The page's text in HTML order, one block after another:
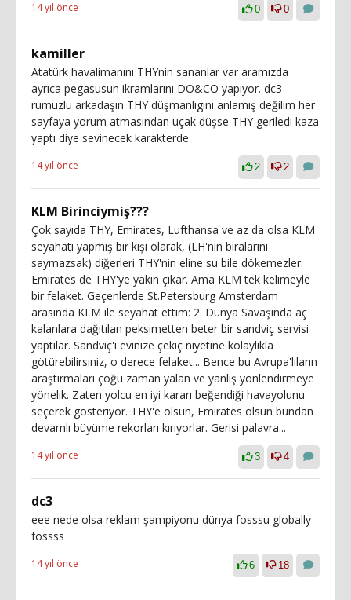
14 yıl önce 0 0
kamiller
Atatürk havalimanını THYnin sananlar var aramızda
ayrıca pegasusun ikramlarını DO&CO yapıyor. dc3
rumuzlu arkadaşın THY düşmanlıgını anlamış değilim her
sayfaya yorum atmasından uçak düşse THY geriledi kaza
yaptı diye sevinecek karakterde.
14 yıl önce 2 2
KLM Birinciymiş???
Çok sayıda THY, Emirates, Lufthansa ve az da olsa KLM
seyahati yapmış bir kişi olarak, (LH'nin biralarını
saymazsak) diğerleri THY'nin eline su bile dökemezler.
Emirates de THY'ye yakın çıkar. Ama KLM tek kelimeyle
bir felaket. Geçenlerde St.Petersburg Amsterdam
arasında KLM ile seyahat ettim: 2. Dünya Savaşında aç
kalanlara dağıtılan peksimetten beter bir sandviç servisi
yaptılar. Sandviç'i evinize çekiç niyetine kolaylıkla
götürebilirsiniz, o derece felaket... Bence bu Avrupa'lıların
araştırmaları çoğu zaman yalan ve yanlış yönlendirmeye
yönelik. Zaten yolcu en iyi kararı beğendiği havayolunu
seçerek gösteriyor. THY'e olsun, Emirates olsun bundan
devamlı büyüme rekorları kırıyorlar. Gerisi palavra...
14 yıl önce 3 4
dc3
eee nede olsa reklam şampiyonu dünya fosssu globally
fossss
14 yıl önce 6 18